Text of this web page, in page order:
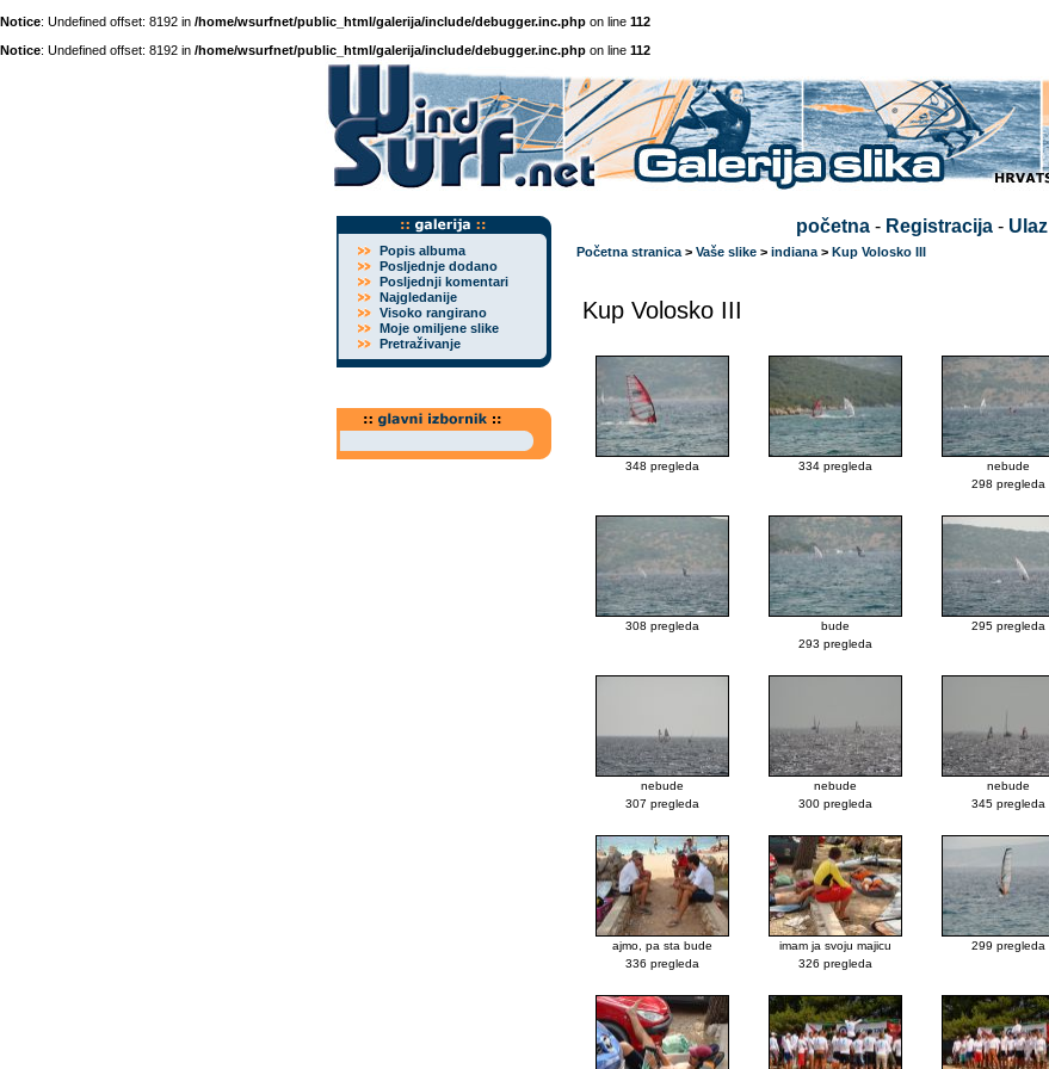
Notice: Undefined offset: 8192 in /home/wsurfnet/public_html/galerija/include/debugger.inc.php on line 112
Notice: Undefined offset: 8192 in /home/wsurfnet/public_html/galerija/include/debugger.inc.php on line 112
Popis albuma
Posljednje dodano
Posljednji komentari
Najgledanije
Visoko rangirano
Moje omiljene slike
Pretraživanje
početna- Registracija- Ulaz
Početna stranica > Vaše slike > indiana > Kup Volosko III
Kup Volosko III
348 pregleda 334 pregleda
nebude
298 pregleda
308 pregleda
bude
293 pregleda
295 pregleda
nebude
307 pregleda
nebude
300 pregleda
nebude
345 pregleda
ajmo, pa sta bude
336 pregleda
imam ja svoju majicu
326 pregleda
299 pregleda